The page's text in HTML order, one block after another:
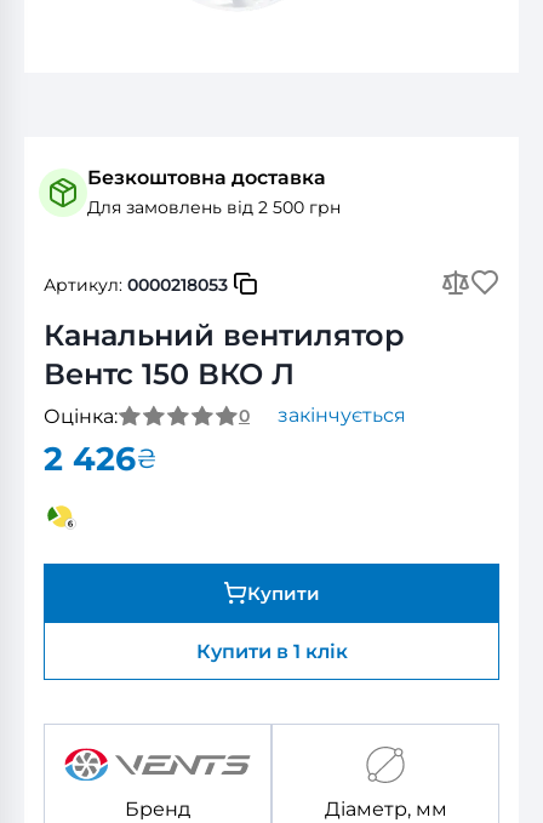
Безкоштовна доставка
Для замовлень від 2 500 грн
Артикул: 0000218053
Канальний вентилятор
Вентс 150 ВКО Л
Оцінка: 0 закінчується
2 426₴
Купити
Купити в 1 клік
Бренд
Діаметр, мм